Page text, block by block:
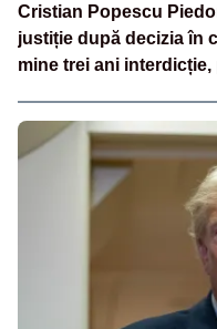
Cristian Popescu
justiție după decizia în
mine trei ani interdicție,